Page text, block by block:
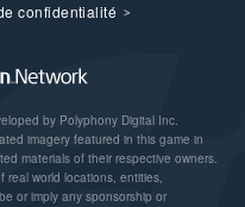
confidentialité
by Polyphony Digital Inc.
imagery featured in this game in
materials of their respective owners.
real world locations, entities,
or imply any sponsorship or